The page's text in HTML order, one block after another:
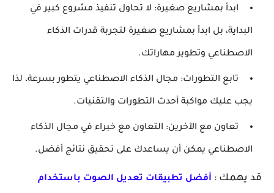
ابدأ بمشاريع صغيرة: لا تحاول تنفيذ مشروع كبير في
البداية، بل ابدأ بمشاريع صغيرة لتجربة قدرات الذكاء
الاصطناعي وتطوير مهاراتك.
تابع التطورات: مجال الذكاء الاصطناعي يتطور بسرعة، لذا
يجب عليك مواكبة أحدث التطورات والتقنيات.
تعاون مع الآخرين: التعاون مع خبراء في مجال الذكاء
الاصطناعي يمكن أن يساعدك على تحقيق نتائج أفضل.
قد يهمك : أفضل تطبيقات تعديل الصوت باستخدام